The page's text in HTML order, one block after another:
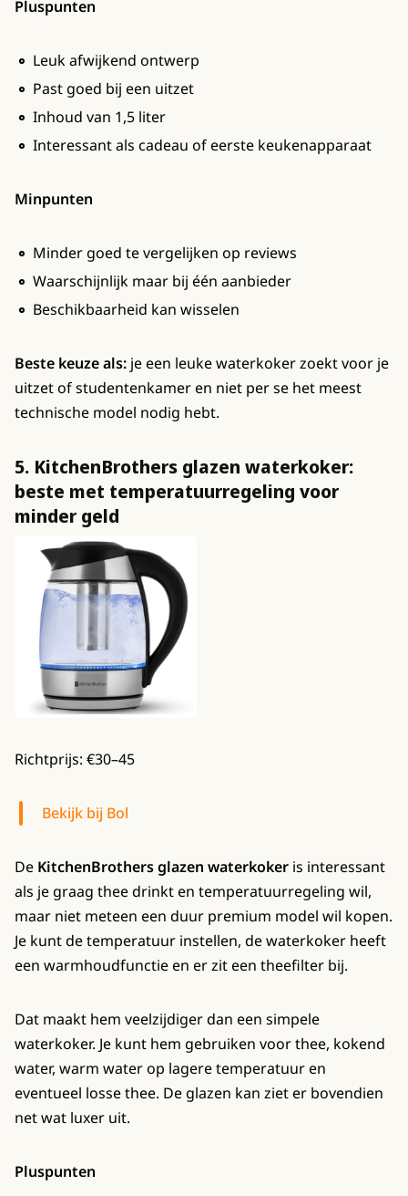
Pluspunten
Leuk afwijkend ontwerp
Past goed bij een uitzet
Inhoud van 1,5 liter
Interessant als cadeau of eerste keukenapparaat
Minpunten
Minder goed te vergelijken op reviews
Waarschijnlijk maar bij één aanbieder
Beschikbaarheid kan wisselen
Beste keuze als: je een leuke waterkoker zoekt voor je
uitzet of studentenkamer en niet per se het meest
technische model nodig hebt.
5. KitchenBrothers glazen waterkoker:
beste met temperatuurregeling voor
minder geld
Richtprijs: €30–45
Bekijk bij Bol
De KitchenBrothers glazen waterkoker is interessant
als je graag thee drinkt en temperatuurregeling wil,
maar niet meteen een duur premium model wil kopen.
Je kunt de temperatuur instellen, de waterkoker heeft
een warmhoudfunctie en er zit een theefilter bij.
Dat maakt hem veelzijdiger dan een simpele
waterkoker. Je kunt hem gebruiken voor thee, kokend
water, warm water op lagere temperatuur en
eventueel losse thee. De glazen kan ziet er bovendien
net wat luxer uit.
Pluspunten